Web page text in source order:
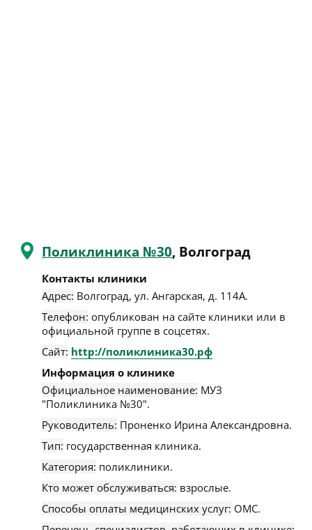
Поликлиника №30, Волгоград
Контакты клиники
Адрес: Волгоград, ул. Ангарская, д. 114А.
Телефон: опубликован на сайте клиники или в
официальной группе в соцсетях.
Сайт: http://поликлиника30.рф
Информация о клинике
Официальное наименование: МУЗ
"Поликлиника №30".
Руководитель: Проненко Ирина Александровна.
Тип: государственная клиника.
Категория: поликлиники.
Кто может обслуживаться: взрослые.
Способы оплаты медицинских услуг: ОМС.